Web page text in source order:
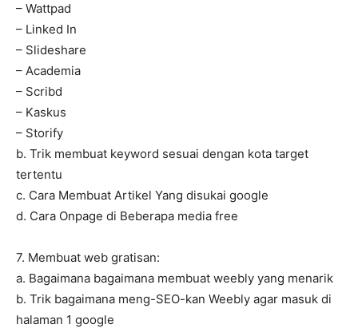
– Wattpad
– Linked In
– Slideshare
– Academia
– Scribd
– Kaskus
– Storify
b. Trik membuat keyword sesuai dengan kota target
tertentu
c. Cara Membuat Artikel Yang disukai google
d. Cara Onpage di Beberapa media free
7. Membuat web gratisan:
a. Bagaimana bagaimana membuat weebly yang menarik
b. Trik bagaimana meng-SEO-kan Weebly agar masuk di
halaman 1 google